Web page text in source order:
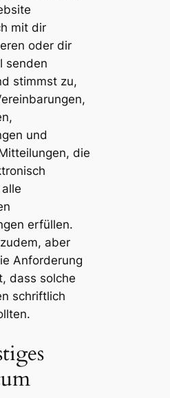
mit dir
oder dir
senden
stimmst zu,
und
die
erfüllen.
aber
Anforderung
dass solche
schriftlich